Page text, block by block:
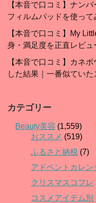
【本音で口コミ】ナン
フィルムパッドを使って
【本音で口コミ】My
身・満足度を正直レビュ
【本音で口コミ】カネ
した結果｜一番似てい
カテゴリー
Beauty美容 (1,559)
おススメ (519)
ふるさと納税 (7)
アドベントカレン
クリスマスコフレ
コスメアイテム別